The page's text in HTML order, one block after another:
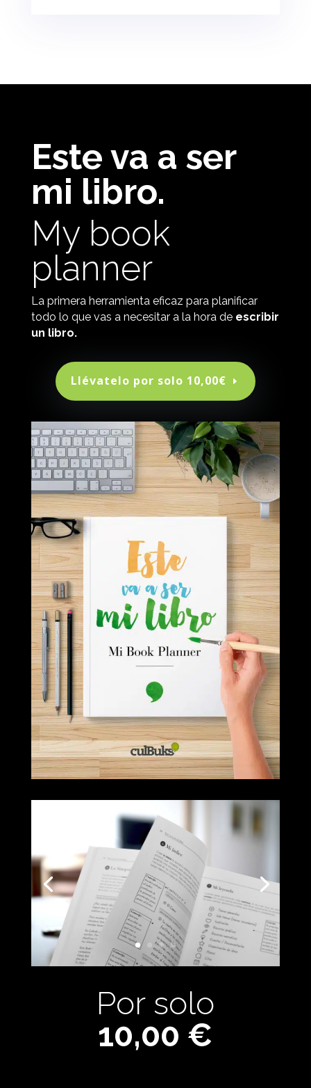
Este va a ser
mi libro.
My book
planner
La primera herramienta eficaz para planificar
todo lo que vas a necesitar a la hora deescribir
un libro.
Llévatelo por solo 10,00€
Por solo
10,00 €